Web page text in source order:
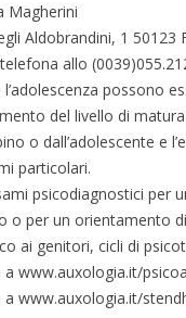
Magherini
Aldobrandini, 1 50123
allo
l’adolescenza possono
del livello di
o dall’adolescente e
particolari.
psicodiagnostici per
o per un orientamento
ai genitori, cicli di
a www.auxologia.it/
a www.auxologia.it/